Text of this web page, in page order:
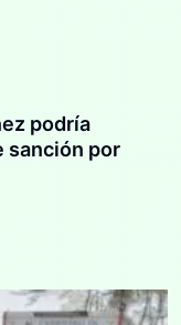
podría
sanción por